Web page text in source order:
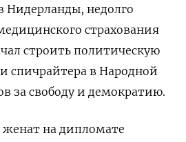
Нидерланды, недолго
страхования
строить политическую
спичрайтера в Народной
за свободу и демократию.
женат на дипломате